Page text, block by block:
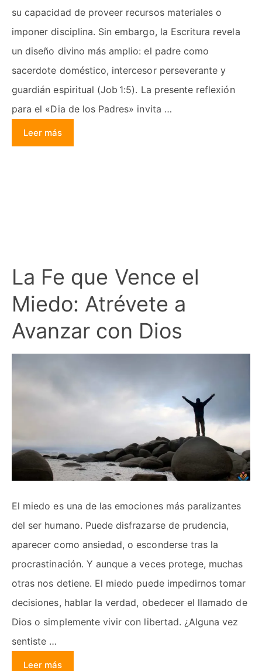
su capacidad de proveer recursos materiales o
imponer disciplina. Sin embargo, la Escritura revela
un diseño divino más amplio: el padre como
sacerdote doméstico, intercesor perseverante y
guardián espiritual (Job 1:5). La presente reflexión
para el «Dia de los Padres» invita …
Leer más
La Fe que Vence el
Miedo: Atrévete a
Avanzar con Dios
El miedo es una de las emociones más paralizantes
del ser humano. Puede disfrazarse de prudencia,
aparecer como ansiedad, o esconderse tras la
procrastinación. Y aunque a veces protege, muchas
otras nos detiene. El miedo puede impedirnos tomar
decisiones, hablar la verdad, obedecer el llamado de
Dios o simplemente vivir con libertad. ¿Alguna vez
sentiste …
Leer más